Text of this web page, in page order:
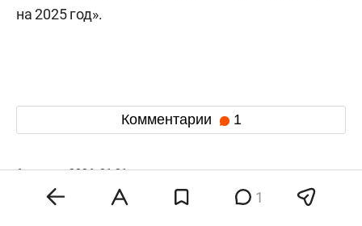
на 2025 год».
Комментарии 1
6 августа 2026, 21:31
Аналитик: миллион рублей
1